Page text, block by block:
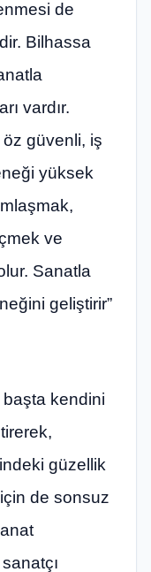
de
Bilhassa
vardır.
güvenli, iş
yüksek
ve
Sanatla
geliştirir”
kendini
güzellik
de sonsuz